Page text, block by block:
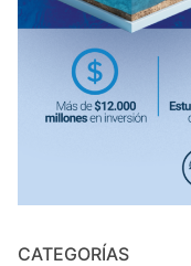
CATEGORÍAS